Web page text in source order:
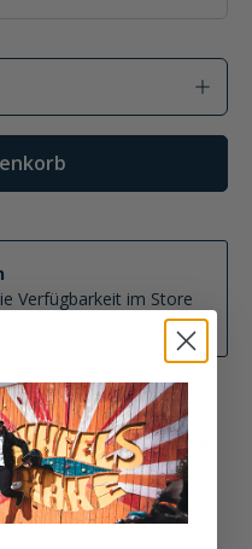
gewünschten
Verfügbarkeit im Store
Hecktasche Legend Gear
SW-MOTECH Hecktasche